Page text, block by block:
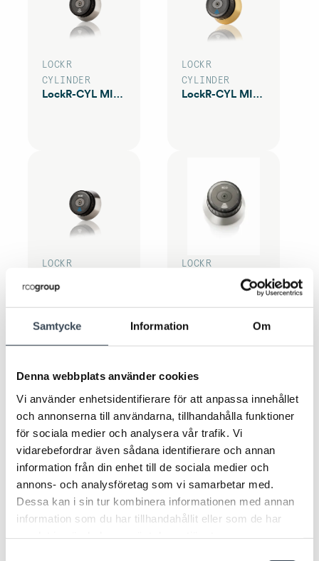
Samtycke Information Om
Denna webbplats använder cookies
Vi använder enhetsidentifierare för att anpassa innehållet
och annonserna till användarna, tillhandahålla funktioner
för sociala medier och analysera vår trafik. Vi
vidarebefordrar även sådana identifierare och annan
information från din enhet till de sociala medier och
annons- och analysföretag som vi samarbetar med.
Dessa kan i sin tur kombinera informationen med annan
information som du har tillhandahållit eller som de har
LOCKR
CYLINDER
LockR-CYL MIF80xAS
LOCKR
CYLINDER
LockR-CYL MIF83AM
LOCKR
LOCKR
LockR-CYL MIF85A
LOCKR CABINET
LockR-Cabinet MIF
LOCKR ROTARY
SWITCH
LockR-Rotaryswitch indoor MIF